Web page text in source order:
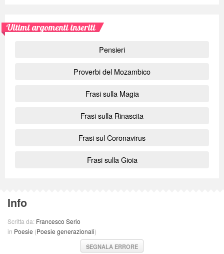
Ultimi argomenti inseriti
Pensieri
Proverbi del Mozambico
Frasi sulla Magia
Frasi sulla Rinascita
Frasi sul Coronavirus
Frasi sulla Gioia
Info
Scritta da: Francesco Serio
in Poesie (Poesie generazionali)
SEGNALA ERRORE